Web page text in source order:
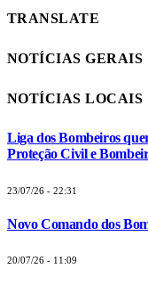
TRANSLATE
NOTÍCIAS GERAIS
NOTÍCIAS LOCAIS
Liga dos Bombeiros
Proteção Civil e
23/07/26 - 22:31
Novo Comando dos
20/07/26 - 11:09